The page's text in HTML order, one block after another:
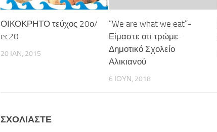
ΟΙΚΟΚΡΗΤΟ τεύχος 20ο/
ec20
20 ΙΑΝ, 2015
“We are what we eat”-
Είμαστε οτι τρώμε-
Δημοτικό Σχολείο
Αλικιανού
6 ΙΟΥΝ, 2018
ΣΧΟΛΙΆΣΤΕ